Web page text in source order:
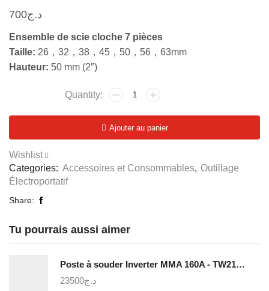
د.ج700
Ensemble de scie cloche 7 pièces
Taille: 26，32，38，45，50，56，63mm
Hauteur: 50 mm (2″)
quantité
de
7Pcs
Ajouter au panier
Wishlist
Categories: Accessoires et Consommables, Outillage
Électroportatif
Share:
Tu pourrais aussi aimer
Poste à souder Inverter MMA 160A - TW21605
د.ج23500